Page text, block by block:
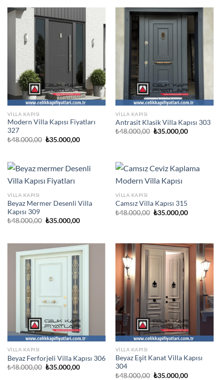
VILLA KAPISI
Modern Villa Kapısı Fiyatları
327
₺48.000,00 Orijinal
₺35.000,00Şu
VILLA KAPISI
Antrasit Klasik Villa Kapısı 303
₺48.000,00 Orijinal
₺35.000,00Şu
VILLA KAPISI
Beyaz Mermer Desenli Villa
Kapısı 309
₺48.000,00 Orijinal
₺35.000,00Şu
VILLA KAPISI
Camsız Villa Kapısı 315
₺48.000,00 Orijinal
₺35.000,00Şu
VILLA KAPISI
Beyaz Ferforjeli Villa Kapısı 306
₺48.000,00 Orijinal
₺35.000,00Şu
VILLA KAPISI
Beyaz Eşit Kanat Villa Kapısı
304
₺48.000,00 Orijinal
₺35.000,00Şu